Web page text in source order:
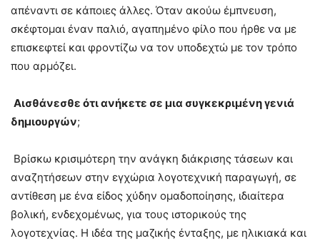
απέναντι σε κάποιες άλλες. Όταν ακούω έμπνευση,
σκέφτομαι έναν παλιό, αγαπημένο φίλο που ήρθε να με
επισκεφτεί και φροντίζω να τον υποδεχτώ με τον τρόπο
που αρμόζει.
Αισθάνεσθε ότι ανήκετε σε μια συγκεκριμένη γενιά
δημιουργών;
Βρίσκω κρισιμότερη την ανάγκη διάκρισης τάσεων και
αναζητήσεων στην εγχώρια λογοτεχνική παραγωγή, σε
αντίθεση με ένα είδος χύδην ομαδοποίησης, ιδιαίτερα
βολική, ενδεχομένως, για τους ιστορικούς της
λογοτεχνίας. Η ιδέα της μαζικής ένταξης, με ηλικιακά και